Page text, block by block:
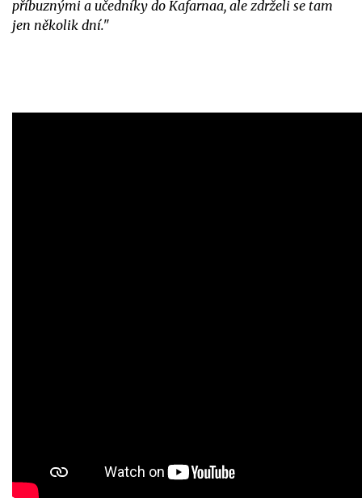
příbuznými a učedníky do Kafarnaa, ale zdrželi se tam
jen několik dní."